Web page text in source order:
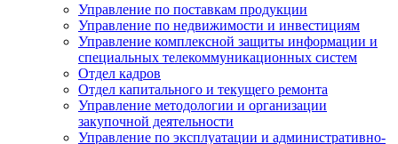
Управление по поставкам продукции
Управление по недвижимости и инвестициям
Управление комплексной защиты информации и
специальных телекоммуникационных систем
Отдел кадров
Отдел капитального и текущего ремонта
Управление методологии и организации
закупочной деятельности
Управление по эксплуатации и административно-